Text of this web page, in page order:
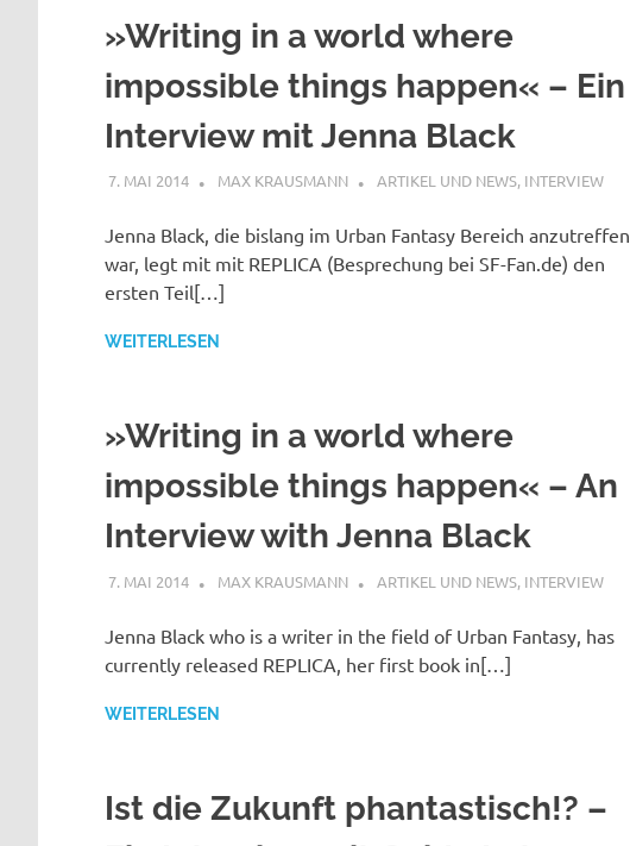
»Writing in a world where
impossible things happen« – Ein
Interview mit Jenna Black
7. MAI 2014 MAX KRAUSMANN ARTIKEL UND NEWS, INTERVIEW
Jenna Black, die bislang im Urban Fantasy Bereich anzutreffen
war, legt mit mit REPLICA (Besprechung bei SF-Fan.de) den
ersten Teil[…]
WEITERLESEN
»Writing in a world where
impossible things happen« – An
Interview with Jenna Black
7. MAI 2014 MAX KRAUSMANN ARTIKEL UND NEWS, INTERVIEW
Jenna Black who is a writer in the field of Urban Fantasy, has
currently released REPLICA, her first book in[…]
WEITERLESEN
Ist die Zukunft phantastisch!? –